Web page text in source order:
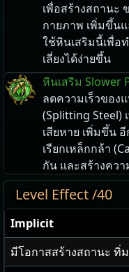
เพื่อสร้างสถานะ
กายภาพ เพิ่มขึ้น
ใช้หินเสริมนี้เพื่อ
เลี่ยงได้ง่ายขึ้น
หินเสริม Slower
ลดความเร็วของ
(Splitting Steel)
เสียหาย เพิ่มขึ้น
เรียกเหล็กกล้า
กัน และสร้างคว
Level Effect /40
Implicit
มีโอกาสสร้างสถานะ ทิ่